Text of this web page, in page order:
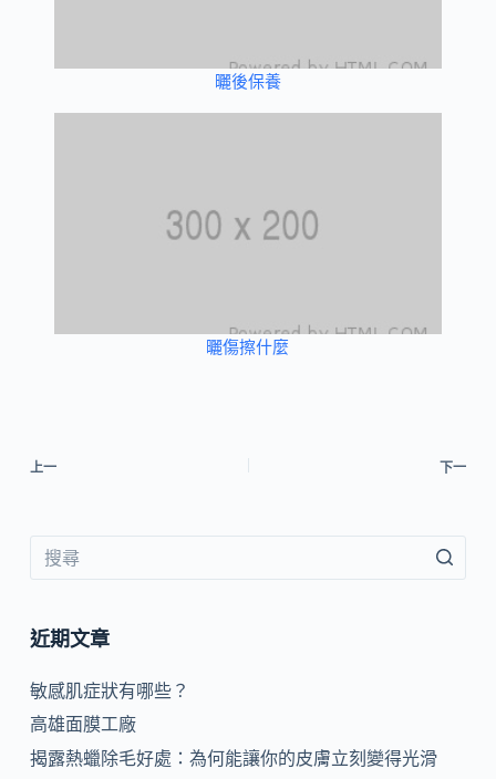
曬後保養
曬傷擦什麼
上一 下一
近期文章
敏感肌症狀有哪些？
高雄面膜工廠
揭露熱蠟除毛好處：為何能讓你的皮膚立刻變得光滑